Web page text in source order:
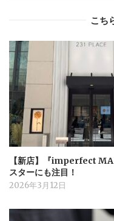
こち
【新店】『imperfect
スターにも注目！
2026年3月12日